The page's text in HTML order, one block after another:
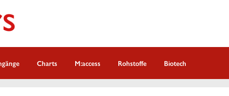
Charts M:access Rohstoffe Biotech